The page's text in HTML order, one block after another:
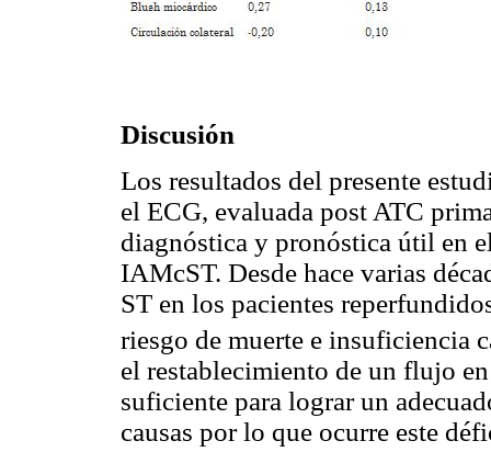
Discusión
Los resultados del presente
el ECG, evaluada post ATC
diagnóstica y pronóstica útil en
IAMcST. Desde hace varias
ST en los pacientes
riesgo de muerte e insuficiencia
el restablecimiento de un flujo
suficiente para lograr un
causas por lo que ocurre este